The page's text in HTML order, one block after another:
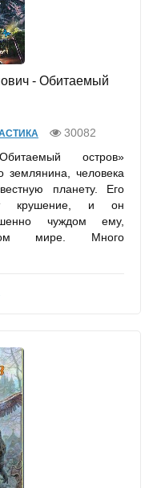
- Обитаемый
30082
остров»
землянина, человека
планету. Его
крушение, и он
чуждом ему,
мире. Много